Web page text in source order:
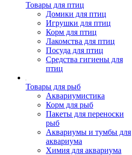
Товары для птиц
Домики для птиц
Игрушки для птиц
Корм для птиц
Лакомства для птиц
Посуда для птиц
Средства гигиены для
птиц
Товары для рыб
Аквариумистика
Корм для рыб
Пакеты для переноски
рыб
Аквариумы и тумбы для
аквариума
Химия для аквариума